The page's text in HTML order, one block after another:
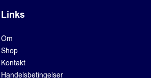
Links
Om
Shop
Kontakt
Handelsbetingelser